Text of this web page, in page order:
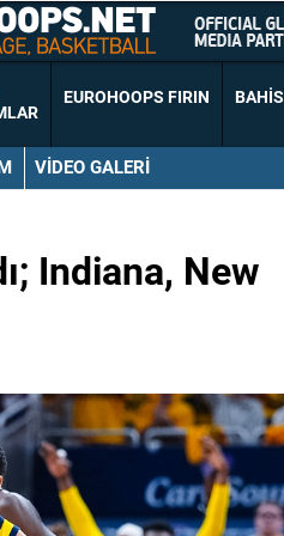
EUROHOOPS FIRIN BAHIS
VIDEO GALERI
Indiana, New